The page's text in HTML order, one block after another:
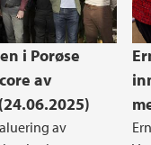
i Porøse
av
av